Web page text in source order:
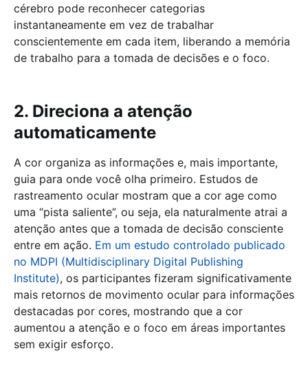
cérebro pode reconhecer categorias
instantaneamente em vez de trabalhar
conscientemente em cada item, liberando a memória
de trabalho para a tomada de decisões e o foco.
2. Direciona a atenção
automaticamente
A cor organiza as informações e, mais importante,
guia para onde você olha primeiro. Estudos de
rastreamento ocular mostram que a cor age como
uma “pista saliente”, ou seja, ela naturalmente atrai a
atenção antes que a tomada de decisão consciente
entre em ação. Em um estudo controlado publicado
no MDPI (Multidisciplinary Digital Publishing
Institute), os participantes fizeram significativamente
mais retornos de movimento ocular para informações
destacadas por cores, mostrando que a cor
aumentou a atenção e o foco em áreas importantes
sem exigir esforço.